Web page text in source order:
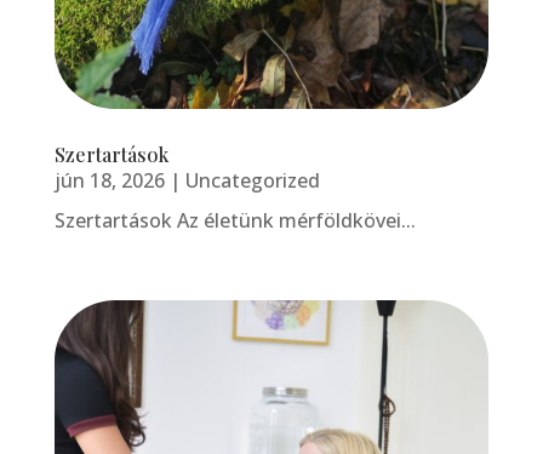
Szertartások
jún 18, 2026| Uncategorized
Szertartások Az életünk mérföldkövei...